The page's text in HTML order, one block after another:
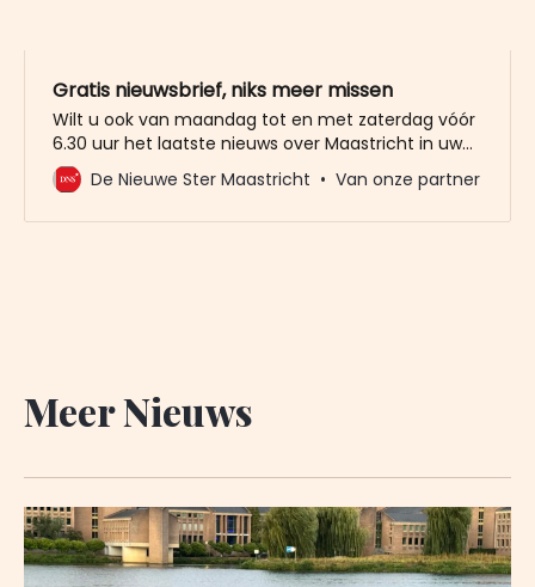
Gratis nieuwsbrief, niks meer missen
Wilt u ook van maandag tot en met zaterdag vóór
6.30 uur het laatste nieuws over Maastricht in uw
mailbox? Meld u dan gratis aan voor de nieuwbrief
van De Nieuwe Ster. Meer dan 20.000 trouwe lezers
De Nieuwe Ster Maastricht Van onze partner
Meer Nieuws